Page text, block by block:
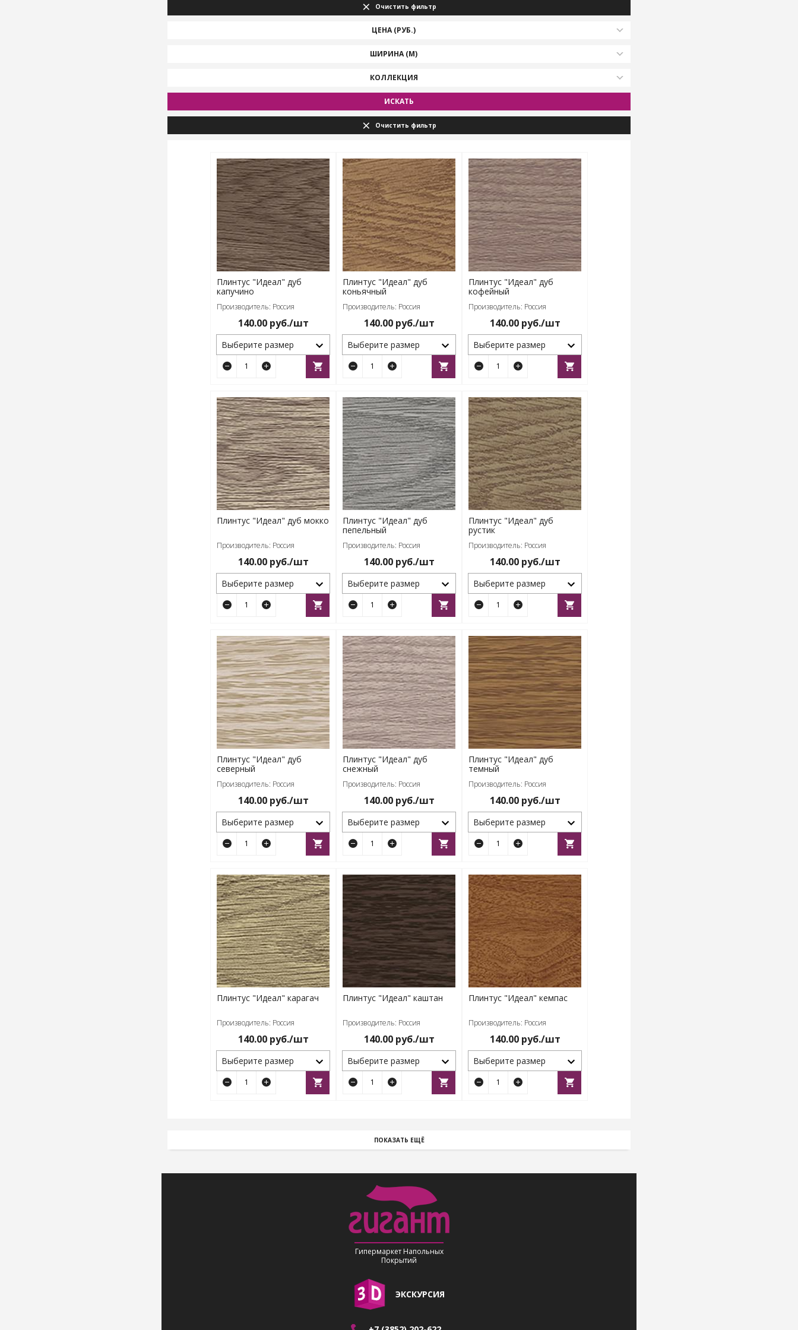
Очистить фильтр
ЦЕНА (РУБ.)
ШИРИНА (М)
КОЛЛЕКЦИЯ
ИСКАТЬ
Очистить фильтр
Плинтус "Идеал" дуб
капучино
Производитель: Россия
140.00руб./шт
Выберите размер
Плинтус "Идеал" дуб
коньячный
Производитель: Россия
140.00руб./шт
Выберите размер
Плинтус "Идеал" дуб
кофейный
Производитель: Россия
140.00руб./шт
Выберите размер
Плинтус "Идеал" дуб мокко
Производитель: Россия
140.00руб./шт
Выберите размер
Плинтус "Идеал" дуб
пепельный
Производитель: Россия
140.00руб./шт
Выберите размер
Плинтус "Идеал" дуб
рустик
Производитель: Россия
140.00руб./шт
Выберите размер
Плинтус "Идеал" дуб
северный
Производитель: Россия
140.00руб./шт
Выберите размер
Плинтус "Идеал" дуб
снежный
Производитель: Россия
140.00руб./шт
Выберите размер
Плинтус "Идеал" дуб
темный
Производитель: Россия
140.00руб./шт
Выберите размер
Плинтус "Идеал" карагач
Производитель: Россия
140.00руб./шт
Выберите размер
Плинтус "Идеал" каштан
Производитель: Россия
140.00руб./шт
Выберите размер
Плинтус "Идеал" кемпас
Производитель: Россия
140.00руб./шт
Выберите размер
ПОКАЗАТЬ ЕЩЁ
Гипермаркет Напольных
Покрытий
ЭКСКУРСИЯ